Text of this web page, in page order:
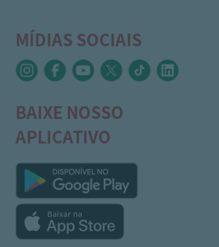
MÍDIAS SOCIAIS
BAIXE NOSSO
APLICATIVO